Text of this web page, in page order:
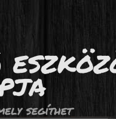
segíthet